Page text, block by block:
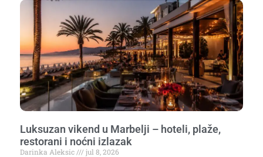
Luksuzan vikend u Marbelji – hoteli, plaže,
restorani i noćni izlazak
Darinka Aleksic jul 8, 2026